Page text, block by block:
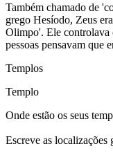
Também chamado de
grego Hesíodo, Zeus
Olimpo'. Ele controlava
pessoas pensavam que
Templos
Templo
Onde estão os seus
Escreve as localizações